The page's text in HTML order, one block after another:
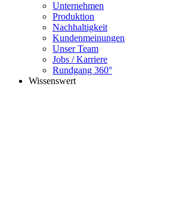
Unternehmen
Produktion
Nachhaltigkeit
Kundenmeinungen
Unser Team
Jobs / Karriere
Rundgang 360°
Wissenswert